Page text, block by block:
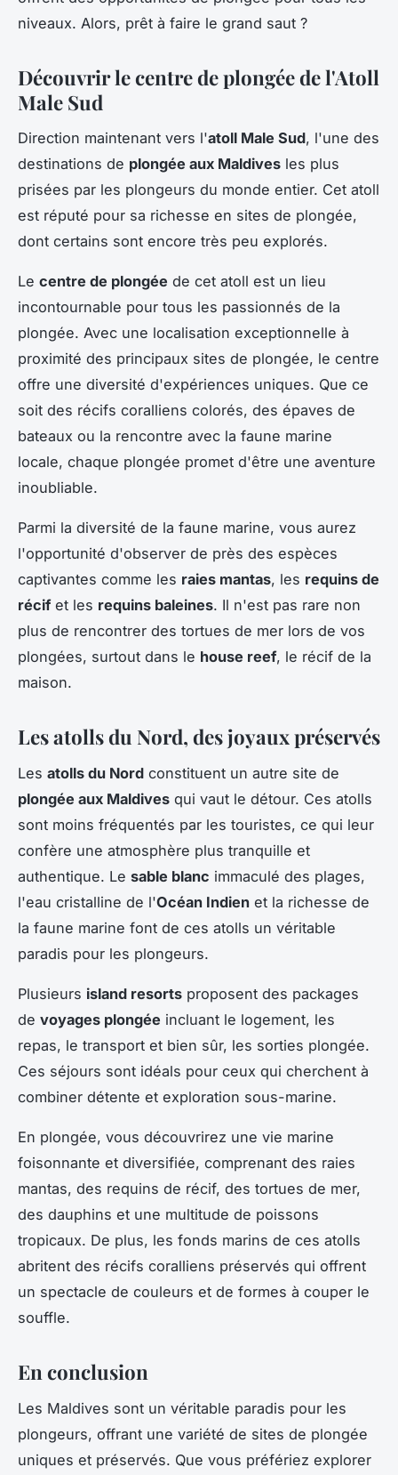
niveaux. Alors, prêt à faire le grand saut ?
Découvrir le centre de plongée de l'Atoll
Male Sud
Direction maintenant vers l'atoll Male Sud, l'une des
destinations de plongée aux Maldives les plus
prisées par les plongeurs du monde entier. Cet atoll
est réputé pour sa richesse en sites de plongée,
dont certains sont encore très peu explorés.
Le centre de plongée de cet atoll est un lieu
incontournable pour tous les passionnés de la
plongée. Avec une localisation exceptionnelle à
proximité des principaux sites de plongée, le centre
offre une diversité d'expériences uniques. Que ce
soit des récifs coralliens colorés, des épaves de
bateaux ou la rencontre avec la faune marine
locale, chaque plongée promet d'être une aventure
inoubliable.
Parmi la diversité de la faune marine, vous aurez
l'opportunité d'observer de près des espèces
captivantes comme les raies mantas, les requins de
récifet les requins baleines. Il n'est pas rare non
plus de rencontrer des tortues de mer lors de vos
plongées, surtout dans le house reef, le récif de la
maison.
Les atolls du Nord, des joyaux préservés
Les atolls du Nord constituent un autre site de
plongée aux Maldives qui vaut le détour. Ces atolls
sont moins fréquentés par les touristes, ce qui leur
confère une atmosphère plus tranquille et
authentique. Le sable blanc immaculé des plages,
l'eau cristalline de l'Océan Indien et la richesse de
la faune marine font de ces atolls un véritable
paradis pour les plongeurs.
Plusieurs island resorts proposent des packages
de voyages plongée incluant le logement, les
repas, le transport et bien sûr, les sorties plongée.
Ces séjours sont idéals pour ceux qui cherchent à
combiner détente et exploration sous-marine.
En plongée, vous découvrirez une vie marine
foisonnante et diversifiée, comprenant des raies
mantas, des requins de récif, des tortues de mer,
des dauphins et une multitude de poissons
tropicaux. De plus, les fonds marins de ces atolls
abritent des récifs coralliens préservés qui offrent
un spectacle de couleurs et de formes à couper le
souffle.
En conclusion
Les Maldives sont un véritable paradis pour les
plongeurs, offrant une variété de sites de plongée
uniques et préservés. Que vous préfériez explorer